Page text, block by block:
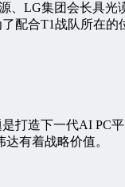
LG集团会长具
配合T1战队所在的
造下一代AI PC
有着战略价值。